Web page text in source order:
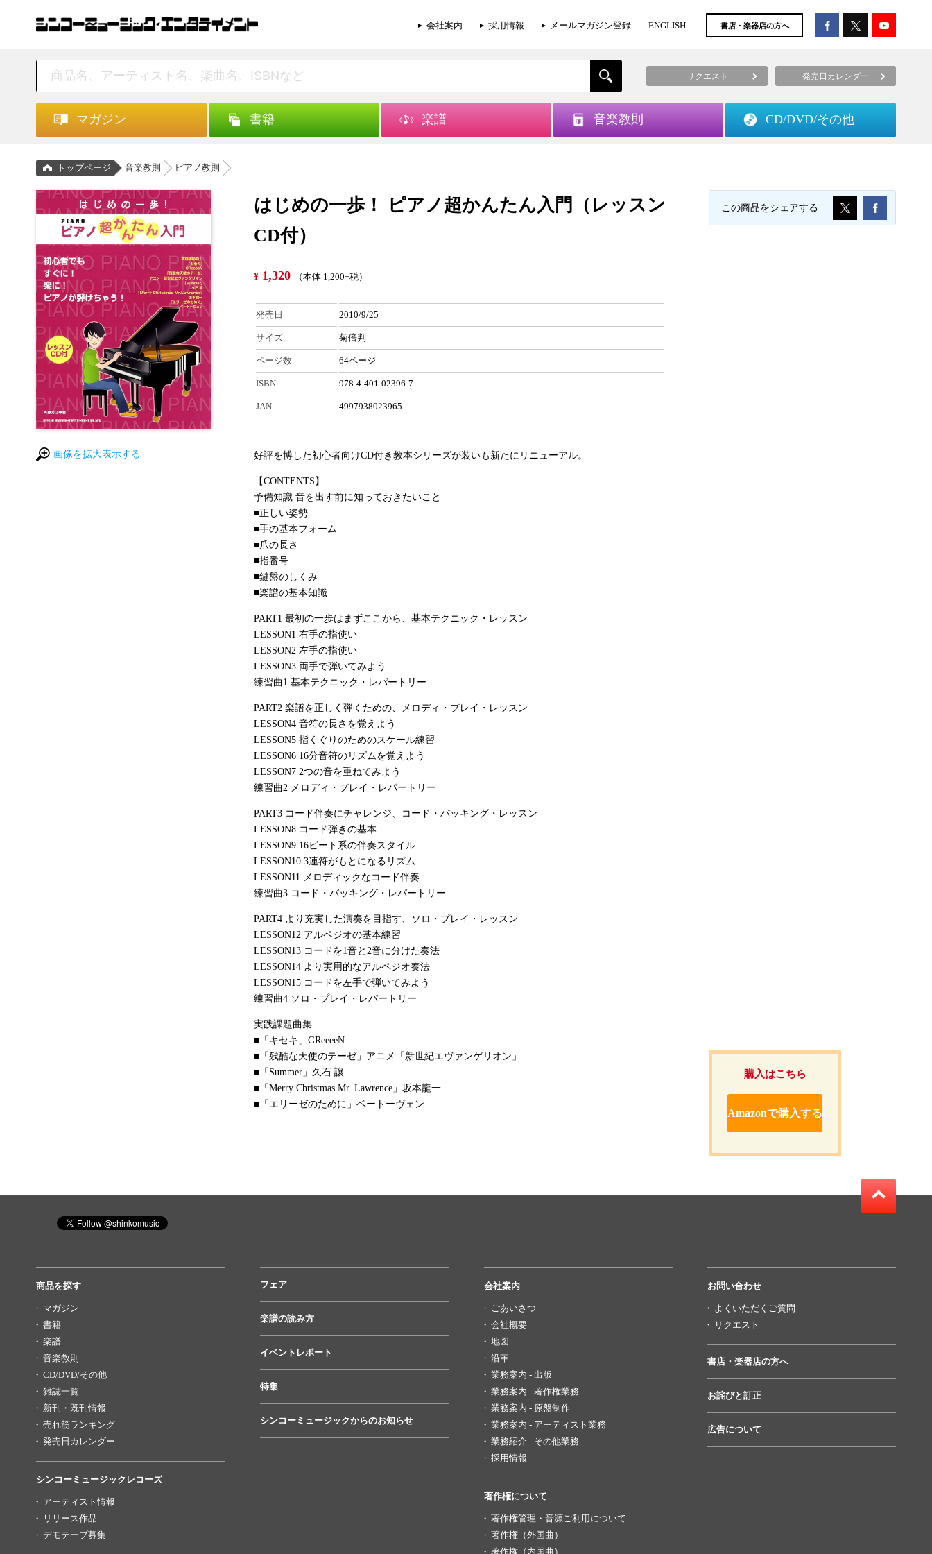
会社案内 採用情報 メールマガジン登録 ENGLISH 書店・楽器店の方へ
リクエスト 発売日カレンダー
マガジン 書籍 楽譜 音楽教則 CD/DVD/その他
トップページ 音楽教則 ピアノ教則
画像を拡大表示する
はじめの一歩！ ピアノ超かんたん入門（レッスン
CD付）
¥ 1,320 （本体 1,200+税）
発売日 2010/9/25
サイズ 菊倍判
ページ数 64ページ
ISBN 978-4-401-02396-7
JAN 4997938023965
好評を博した初心者向けCD付き教本シリーズが装いも新たにリニューアル。
【CONTENTS】
予備知識 音を出す前に知っておきたいこと
■正しい姿勢
■手の基本フォーム
■爪の長さ
■指番号
■鍵盤のしくみ
■楽譜の基本知識
PART1 最初の一歩はまずここから、基本テクニック・レッスン
LESSON1 右手の指使い
LESSON2 左手の指使い
LESSON3 両手で弾いてみよう
練習曲1 基本テクニック・レパートリー
PART2 楽譜を正しく弾くための、メロディ・プレイ・レッスン
LESSON4 音符の長さを覚えよう
LESSON5 指くぐりのためのスケール練習
LESSON6 16分音符のリズムを覚えよう
LESSON7 2つの音を重ねてみよう
練習曲2 メロディ・プレイ・レパートリー
PART3 コード伴奏にチャレンジ、コード・バッキング・レッスン
LESSON8 コード弾きの基本
LESSON9 16ビート系の伴奏スタイル
LESSON10 3連符がもとになるリズム
LESSON11 メロディックなコード伴奏
練習曲3 コード・バッキング・レパートリー
PART4 より充実した演奏を目指す、ソロ・プレイ・レッスン
LESSON12 アルペジオの基本練習
LESSON13 コードを1音と2音に分けた奏法
LESSON14 より実用的なアルペジオ奏法
LESSON15 コードを左手で弾いてみよう
練習曲4 ソロ・プレイ・レパートリー
実践課題曲集
■「キセキ」GReeeeN
■「残酷な天使のテーゼ」アニメ「新世紀エヴァンゲリオン」
■「Summer」久石 譲
■「Merry Christmas Mr. Lawrence」坂本龍一
■「エリーゼのために」ベートーヴェン
購入はこちら
Amazonで購入する
この商品をシェアする
商品を探す
マガジン
書籍
楽譜
音楽教則
CD/DVD/その他
雑誌一覧
新刊・既刊情報
売れ筋ランキング
発売日カレンダー
シンコーミュージックレコーズ
アーティスト情報
リリース作品
デモテープ募集
フェア
楽譜の読み方
イベントレポート
特集
シンコーミュージックからのお知らせ
会社案内
ごあいさつ
会社概要
地図
沿革
業務案内 - 出版
業務案内 - 著作権業務
業務案内 - 原盤制作
業務案内 - アーティスト業務
業務紹介 - その他業務
採用情報
著作権について
著作権管理・音源ご利用について
著作権（外国曲）
著作権（内国曲）
お問い合わせ
よくいただくご質問
リクエスト
書店・楽器店の方へ
お詫びと訂正
広告について